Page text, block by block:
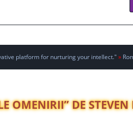
platform for nurturing your intellect." »
OMENIRII” DE STEVEN